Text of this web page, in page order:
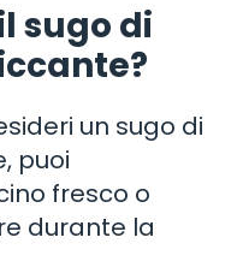
sugo di
un sugo di
puoi
fresco o
durante la